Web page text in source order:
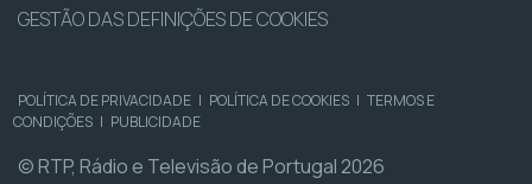
GESTÃO DAS DEFINIÇÕES DE COOKIES
POLÍTICA DE PRIVACIDADE | POLÍTICA DE COOKIES | TERMOS E
CONDIÇÕES | PUBLICIDADE
© RTP, Rádio e Televisão de Portugal 2026